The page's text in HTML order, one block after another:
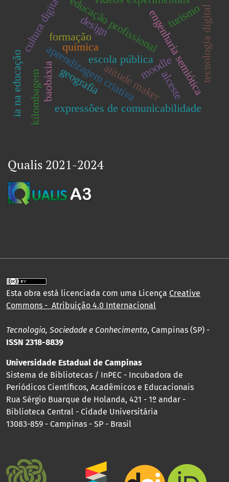
moodle
engenharia semiótica
expressões de comunicabilidade
aprendizagem criativa
escola pública
educação profissional
kilombagem
tecnologia digital
baobáxia
cultura digital design
química
atitude maker
formação
ia na educação alceste
geografia
turismo
Qualis 2021-2024
Esta obra está licenciada com uma Licença Creative
Commons - Atribuição 4.0 Internacional
Tecnologia, Sociedade e Conhecimento, Campinas (SP) -
ISSN 2318-8839
Universidade Estadual de Campinas
Sistema de Bibliotecas / InPEC - Incubadora de
Periódicos Científicos, Acadêmicos e Educacionais
Rua Sérgio Buarque de Holanda, 421 - 1º andar -
Biblioteca Central - Cidade Universitária
13083-859 - Campinas - SP - Brasil